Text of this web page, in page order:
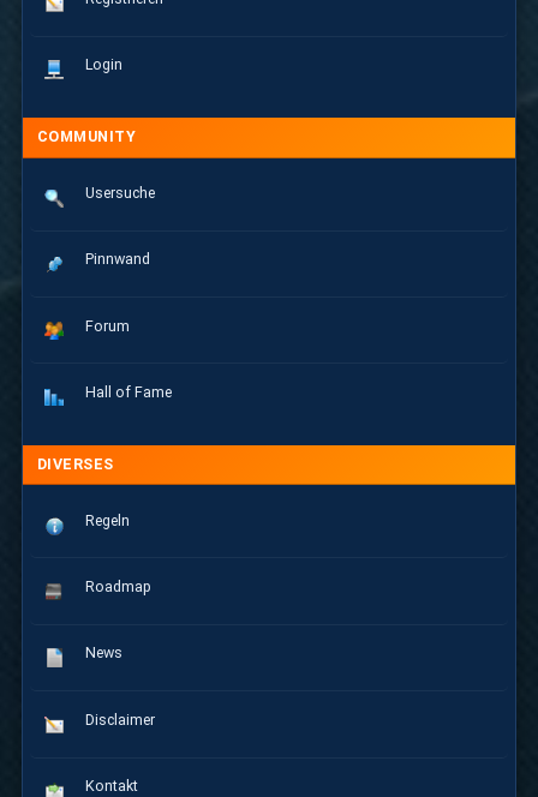
Login
COMMUNITY
Usersuche
Pinnwand
Forum
Hall of Fame
DIVERSES
Regeln
Roadmap
News
Disclaimer
Kontakt